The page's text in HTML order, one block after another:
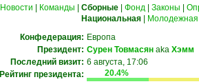
Новости Команды Сборные| Фонд| Законы
Национальная| Молодежная
Конфедерация: Европа
Президент: Сурен Товмасян aka Хэмм
Последний визит: 6 августа, 17:06
Рейтинг президента:
20.4%